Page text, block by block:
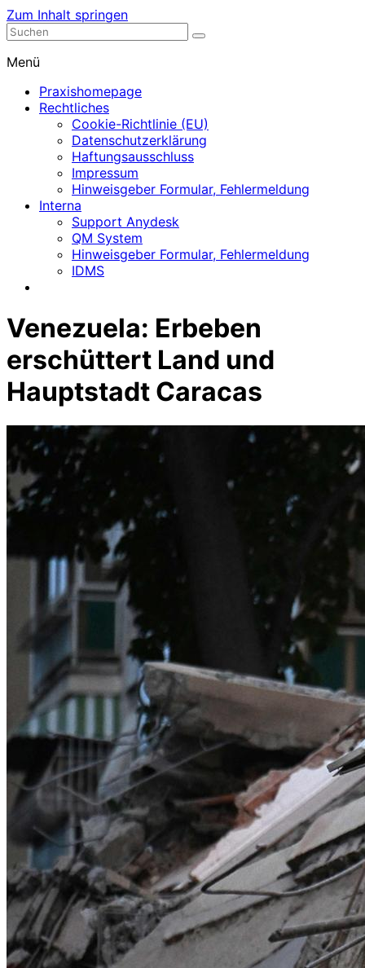
Zum Inhalt springen
Nephrologische Praxis mit Dialyse
Menü
Praxishomepage
Rechtliches
Cookie-Richtlinie (EU)
Datenschutzerklärung
Haftungsausschluss
Impressum
Hinweisgeber Formular, Fehlermeldung
Interna
Support Anydesk
QM System
Hinweisgeber Formular, Fehlermeldung
IDMS
Venezuela: Erbeben
erschüttert Land und
Hauptstadt Caracas